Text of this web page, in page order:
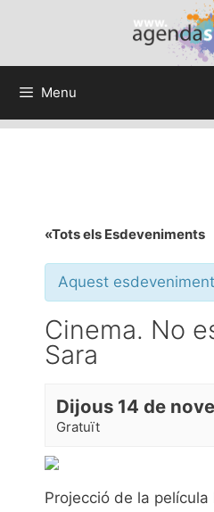
Menu
«Tots els Esdeveniments
Aquest
Cinema. No
Sara
Dijous 14 de
Gratuït
Projecció de la película